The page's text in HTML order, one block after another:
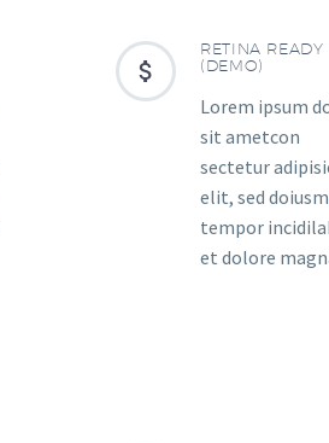


RETINA READY
(DEMO)
Lorem ipsum
sit ametcon
sectetur
elit, sed
tempor
et dolore